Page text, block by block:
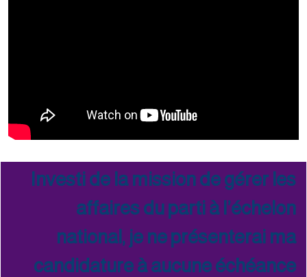
Investi de la mission de gérer les
affaires du parti à l’échelon
national, je ne présenterai ma
candidature à aucune échéance